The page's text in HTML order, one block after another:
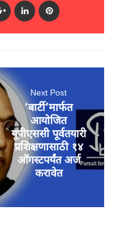
Next Post
‘बार्टी’मार्फत
आयोजित
यूपीएससी पूर्वतयारी
प्रशिक्षणासाठी १४
ऑगस्टपर्यंत अर्ज
करावेत